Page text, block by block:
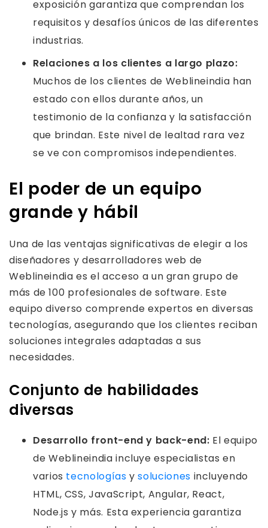
exposición garantiza que comprendan los
requisitos y desafíos únicos de las diferentes
industrias.
Relaciones a los clientes a largo plazo:
Muchos de los clientes de Weblineindia han
estado con ellos durante años, un
testimonio de la confianza y la satisfacción
que brindan. Este nivel de lealtad rara vez
se ve con compromisos independientes.
El poder de un equipo
grande y hábil
Una de las ventajas significativas de elegir a los
diseñadores y desarrolladores web de
Weblineindia es el acceso a un gran grupo de
más de 100 profesionales de software. Este
equipo diverso comprende expertos en diversas
tecnologías, asegurando que los clientes reciban
soluciones integrales adaptadas a sus
necesidades.
Conjunto de habilidades
diversas
Desarrollo front-end y back-end: El equipo
de Weblineindia incluye especialistas en
varios tecnologíasysoluciones incluyendo
HTML, CSS, JavaScript, Angular, React,
Node.js y más. Esta experiencia garantiza